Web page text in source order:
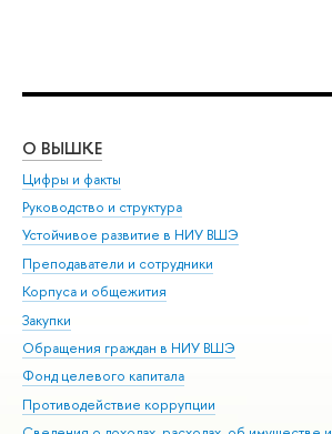
О ВЫШКЕ
Цифры и факты
Руководство и структура
Устойчивое развитие в НИУ ВШЭ
Преподаватели и сотрудники
Корпуса и общежития
Закупки
Обращения граждан в НИУ ВШЭ
Фонд целевого капитала
Противодействие коррупции